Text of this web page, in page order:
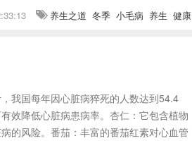
养生之道 冬季 小毛病 养生 健康
我国每年因心脏病猝死的人数达到54.4
效降低心脏病患病率。杏仁：它包含植物
的风险。番茄：丰富的番茄红素对心血管